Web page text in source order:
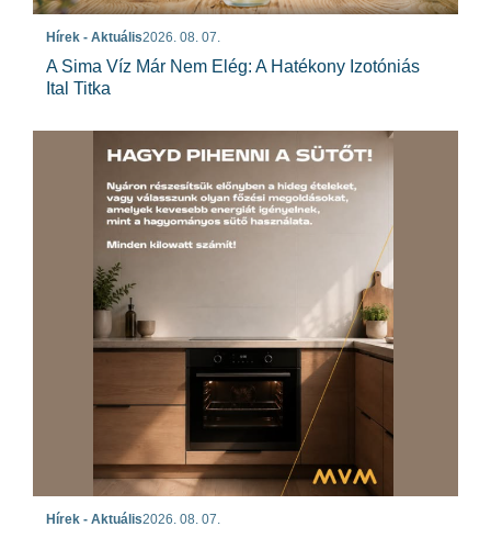
Hírek - Aktuális2026. 08. 07.
A Sima Víz Már Nem Elég: A Hatékony Izotóniás
Ital Titka
Hírek - Aktuális2026. 08. 07.